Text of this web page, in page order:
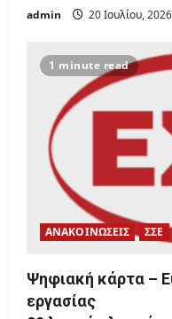
admin 20 Ιουλίου, 2026
1 minute read
ΑΝΑΚΟΙΝΩΣΕΙΣ ΣΣΕ
Ψηφιακή κάρτα –
εργασίας